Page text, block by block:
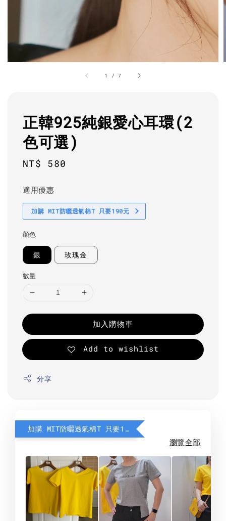
1 /7
正韓925純銀愛心耳環(2
色可選)
Regular
NT$ 580
適用優惠
加購 MIT防曬透氣棉T 只要190元
顏色
銀 玫瑰金
數量
加入購物車
Add to wishlist
分享
加購 MIT防曬透氣棉T 只要190元
瀏覽全部